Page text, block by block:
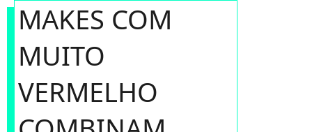
MAKES COM
MUITO
VERMELHO